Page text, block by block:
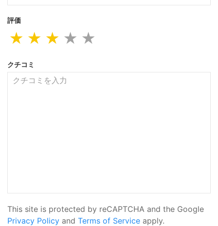
評価
★
★
★
★
★
クチコミ
This site is protected by reCAPTCHA and the Google
Privacy Policy and Terms of Service apply.